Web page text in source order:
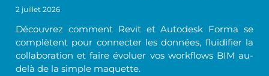
2 juillet 2026
Découvrez comment Revit et Autodesk Forma se
complètent pour connecter les données, fluidifier la
collaboration et faire évoluer vos workflows BIM au-
delà de la simple maquette.